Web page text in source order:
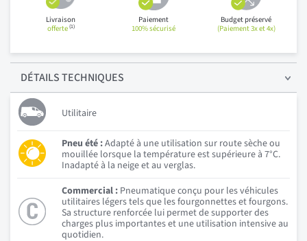
Livraison
offerte(1)
Paiement
100% sécurisé
Budget préservé
(Paiement 3x et 4x)
DÉTAILSTECHNIQUES
Utilitaire
Pneu été :Adapté à une utilisation sur route sèche ou
mouillée lorsque la température est supérieure à 7°C.
Inadapté à la neige et au verglas.
Commercial : Pneumatique conçu pour les véhicules
utilitaires légers tels que les fourgonnettes et fourgons.
Sa structure renforcée lui permet de supporter des
charges plus importantes et une utilisation intensive au
quotidien.